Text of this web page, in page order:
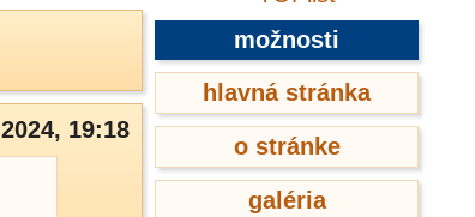
19:18
možnosti
hlavná stránka
o stránke
galéria